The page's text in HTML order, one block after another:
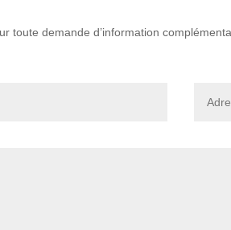
toute demande d’information